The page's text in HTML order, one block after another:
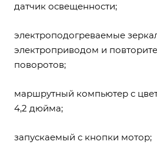
датчик освещенности;
электроподогреваемые
электроприводом и
поворотов;
маршрутный компьютер с
4,2 дюйма;
запускаемый с кнопки мотор;